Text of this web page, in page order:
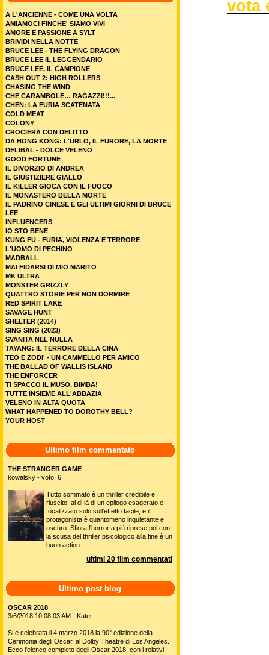
vota
A L'ANCIENNE - COME UNA VOLTA
AMIAMOCI FINCHE' SIAMO VIVI
AMORE E PASSIONE A SYLT
BRIVIDI NELLA NOTTE
BRUCE LEE - THE FLYING DRAGON
BRUCE LEE IL LEGGENDARIO
BRUCE LEE, IL CAMPIONE
CASH OUT 2: HIGH ROLLERS
CHASING THE WIND
CHE CARAMBOLE… RAGAZZI!!!...
CHEN: LA FURIA SCATENATA
COLD MEAT
COLONY
CROCIERA CON DELITTO
DA HONG KONG: L'URLO, IL FURORE, LA MORTE
DELIBAL - DOLCE VELENO
GOOD FORTUNE
IL DIVORZIO DI ANDREA
IL GIUSTIZIERE GIALLO
IL KILLER GIOCA CON IL FUOCO
IL MONASTERO DELLA MORTE
IL PADRINO CINESE E GLI ULTIMI GIORNI DI BRUCE
LEE
INFLUENCERS
IO STO BENE
KUNG FU - FURIA, VIOLENZA E TERRORE
L'UOMO DI PECHINO
MADBALL
MAI FIDARSI DI MIO MARITO
MK ULTRA
MONSTER GRIZZLY
QUATTRO STORIE PER NON DORMIRE
RED SPIRIT LAKE
SAVAGE HUNT
SHELTER (2014)
SING SING (2023)
SVANITA NEL NULLA
TAYANG: IL TERRORE DELLA CINA
TEO E ZODI' - UN CAMMELLO PER AMICO
THE BALLAD OF WALLIS ISLAND
THE ENFORCER
TI SPACCO IL MUSO, BIMBA!
TUTTE INSIEME ALL'ABBAZIA
VELENO IN ALTA QUOTA
WHAT HAPPENED TO DOROTHY BELL?
YOUR HOST
Ultimo film commentato
THE STRANGER GAME
kowalsky - voto: 6
Tutto sommato è un thriller credibile e
riuscito, al di là di un epilogo esagerato e
focalizzato solo sull'effetto facile, e il
protagonista è quantomeno inquietante e
oscuro. Sfiora l'horror a più riprese poi con
la scusa del thriller psicologico alla fine è un
buon action ...
ultimi 20 film commentati
Ultimo post blog
OSCAR 2018
3/6/2018 10:08:03 AM - Kater
Si è celebrata il 4 marzo 2018 la 90° edizione della
Cerimonia degli Oscar, al Dolby Theatre di Los Angeles.
Ecco l'elenco completo degli Oscar 2018, con i relativi